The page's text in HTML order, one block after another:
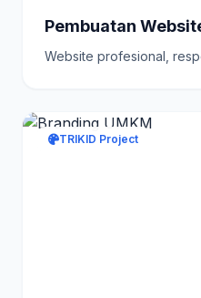
Pembuatan
Website profesional,
TRIKID Project